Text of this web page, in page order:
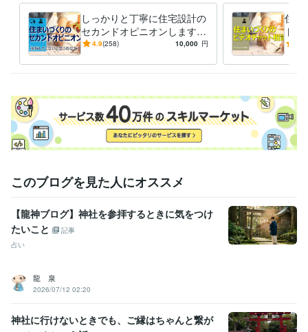
資格・検定
1級建築士 取得年 : 2004年
1級建築施工管理技士 取得年 : 2018年
宅地建物取引士（旧 宅地建物取引主任者） 取得年 : 2005年
2級建築士 取得年 : 2002年
得意分野
住まい・美容・生活相談 住宅設計及びインスペクション
住宅 設計 施工管理 設計監理 施工 不動産
リノベーション
中古住宅
不動産投資
しっかりと丁寧に住宅設計の
セカンドオピニオンします
現役一級建築士が問題点を丁
します。
4.9(258) 10,000 円
住ま
ト
豊富
す。
このブログを見た人にオススメ
【龍神ブログ】神社を参拝するときに気をつけ
たいこと
記事
占い
龍 泉
2026/07/12 02:20
神社に行けないときでも、ご縁はちゃんと繋が